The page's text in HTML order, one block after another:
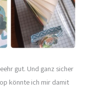
gut. Und ganz sicher
könnte ich mir damit